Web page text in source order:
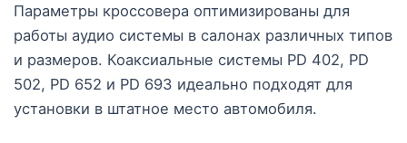
Параметры кроссовера оптимизированы для
работы аудио системы в салонах различных типов
и размеров. Коаксиальные системы PD 402, PD
502, PD 652 и PD 693 идеально подходят для
установки в штатное место автомобиля.